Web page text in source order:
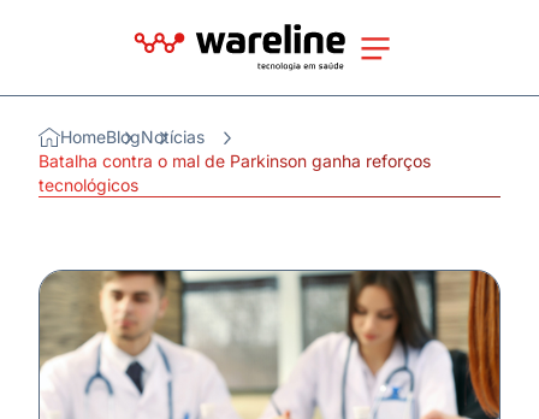
HomeBlogNotícias
Batalha contra o mal de Parkinson ganha reforços
tecnológicos